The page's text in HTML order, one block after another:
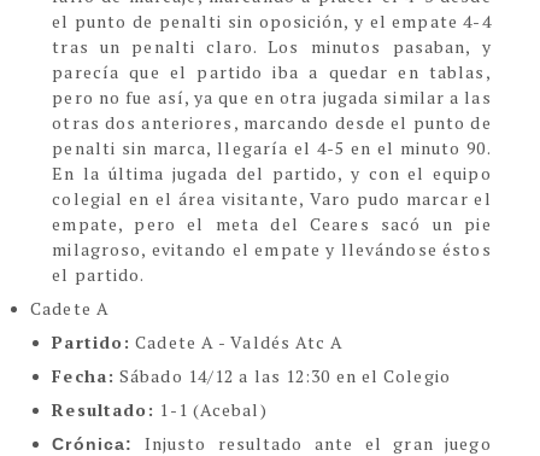
el punto de penalti sin oposición, y el empate 4-4
tras un penalti claro. Los minutos pasaban, y
parecía que el partido iba a quedar en tablas,
pero no fue así, ya que en otra jugada similar a las
otras dos anteriores, marcando desde el punto de
penalti sin marca, llegaría el 4-5 en el minuto 90.
En la última jugada del partido, y con el equipo
colegial en el área visitante, Varo pudo marcar el
empate, pero el meta del Ceares sacó un pie
milagroso, evitando el empate y llevándose éstos
el partido.
Cadete A
Partido: Cadete A - Valdés Atc A
Fecha: Sábado 14/12 a las 12:30 en el Colegio
Resultado: 1-1 (Acebal)
Crónica:
Injusto resultado ante el gran juego